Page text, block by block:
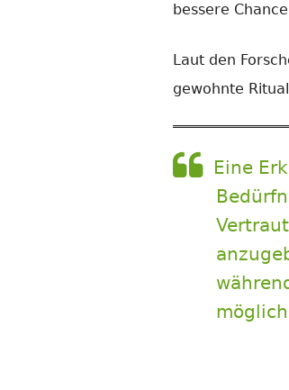
bessere
Laut den
gewohnte
Eine